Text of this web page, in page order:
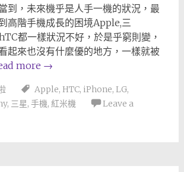
到，未來機乎是人手一機的狀況，最
高階手機成長的困境Apple,三
都一樣狀況不好，於是乎窮則變，
起來也沒有什麼優的地方，一樣就被
more →
Apple, HTC, iPhone, LG,
, 三星, 手機, 紅米機
Leave a